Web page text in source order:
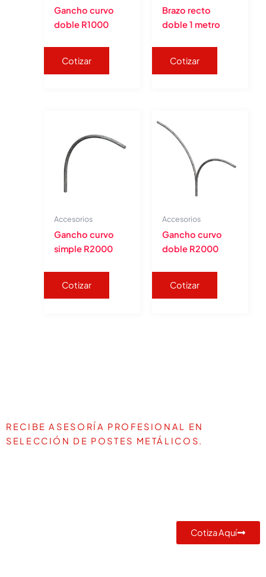
Gancho curvo
doble R1000
Cotizar
Brazo recto
doble 1 metro
Cotizar
Accesorios
Gancho curvo
simple R2000
Cotizar
Accesorios
Gancho curvo
doble R2000
Cotizar
RECIBE ASESORÍA PROFESIONAL EN
SELECCIÓN DE POSTES METÁLICOS.
Cotiza Aquí